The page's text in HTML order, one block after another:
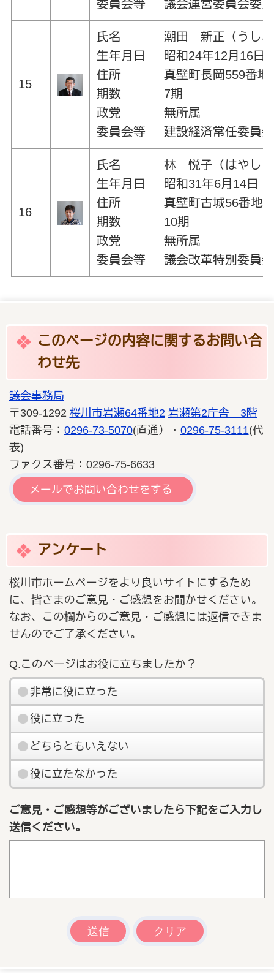
委員会等 議会運営委員会委
15
氏名
生年月日
住所
期数
政党
委員会等
潮田 新正（うし
昭和24年12月16日
真壁町長岡559番地
7期
無所属
建設経済常任委員
16
氏名
生年月日
住所
期数
政党
委員会等
林 悦子（はやし
昭和31年6月14日
真壁町古城56番地
10期
無所属
議会改革特別委員
このページの内容に関するお問い合
わせ先
議会事務局
〒309-1292 桜川市岩瀬64番地2 岩瀬第2庁舎 3階
電話番号： 0296-73-5070(直通）・ 0296-75-3111(代
表)
ファクス番号：0296-75-6633
メールでお問い合わせをする
アンケート
桜川市ホームページをより良いサイトにするため
に、皆さまのご意見・ご感想をお聞かせください。
なお、この欄からのご意見・ご感想には返信できま
せんのでご了承ください。
Q.このページはお役に立ちましたか？
非常に役に立った
役に立った
どちらともいえない
役に立たなかった
ご意見・ご感想等がございましたら下記をご入力し
送信ください。